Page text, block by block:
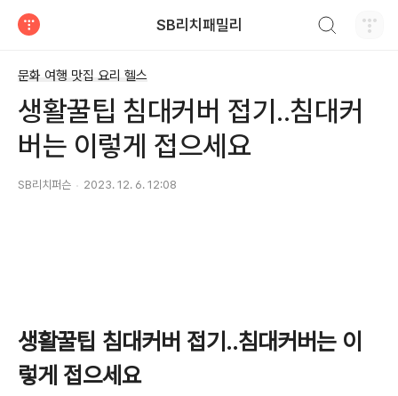
SB리치패밀리
문화 여행 맛집 요리 헬스
생활꿀팁 침대커버 접기..침대커
버는 이렇게 접으세요
SB리치퍼슨 2023. 12. 6. 12:08
생활꿀팁 침대커버 접기..침대커버는 이
렇게 접으세요